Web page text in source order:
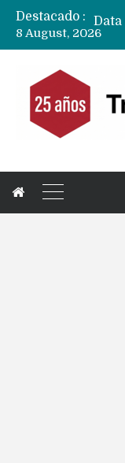
Destacado :
8 August, 2026